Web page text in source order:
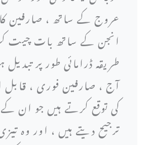
عروج کے ساتھ ، صارفین
انجن کے ساتھ بات چیت
طریقہ ڈرامائی طور پر
آج ، صارفین فوری ، قابل
کی توقع کرتے ہیں جو ان
ترجیح دیتے ہیں ، اور وہ